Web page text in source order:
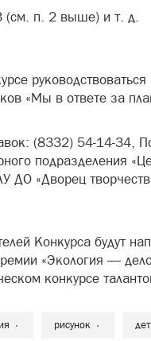
(см. п. 2 выше) и т. д.
«Мы в ответе за
(8332) 54-14-34,
подразделения
ДО «Дворец
Конкурса будут
«Экология —
конкурсе
рисунок